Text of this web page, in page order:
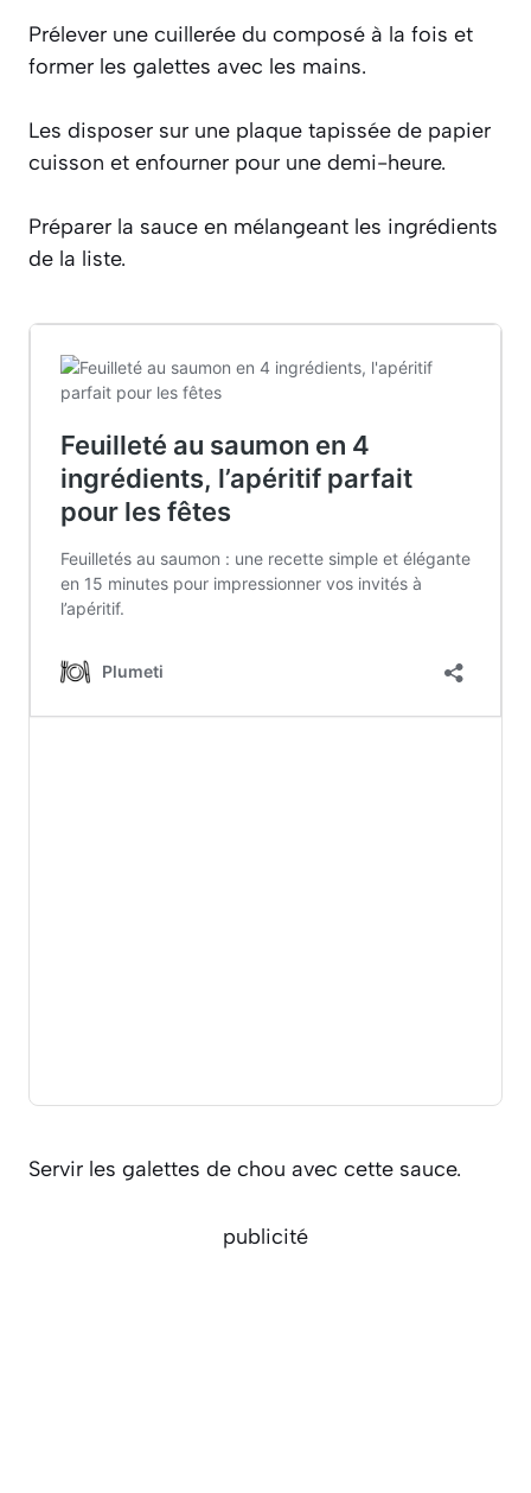
Prélever une cuillerée du composé à la fois et
former les galettes avec les mains.
Les disposer sur une plaque tapissée de papier
cuisson et enfourner pour une demi-heure.
Préparer la sauce en mélangeant les ingrédients
de la liste.
Servir les galettes de chou avec cette sauce.
publicité